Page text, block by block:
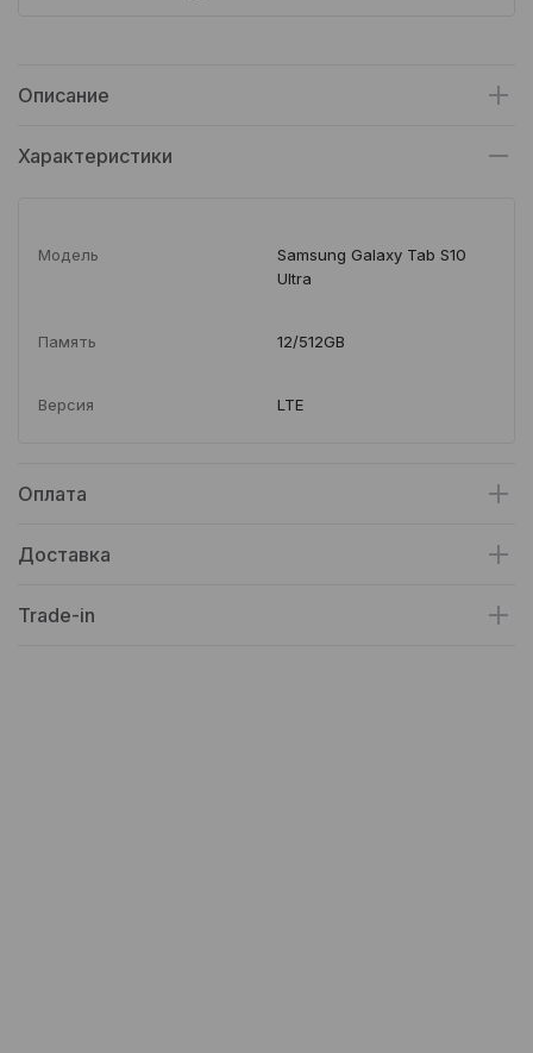
Описание
Характеристики
Модель
Samsung Galaxy Tab S10
Ultra
Память 12/512GB
Версия LTE
Оплата
Доставка
Trade-in